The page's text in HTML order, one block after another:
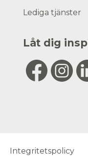
Lediga tjänster
Låt dig
Integritetspolicy